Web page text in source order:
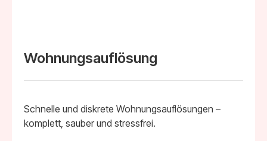
Wohnungsauflösung
Schnelle und diskrete Wohnungsauflösungen –
komplett, sauber und stressfrei.